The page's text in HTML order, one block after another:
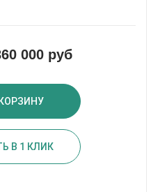
000 руб
В 1 КЛИК